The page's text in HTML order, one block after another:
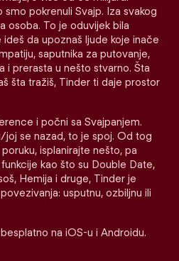
pokrenuli Svajp. Iza svakog
osoba. To je oduvijek bila
da upoznaš ljude koje inače
saputnika za putovanje,
i prerasta u nešto stvarno. Šta
šta tražiš, Tinder ti daje prostor
i počni sa Svajpanjem.
joj se nazad, to je spoj. Od tog
isplanirajte nešto, pa
kao što su Double Date,
Hemija i druge, Tinder je
usputnu, ozbiljnu ili
na iOS-u i Androidu.